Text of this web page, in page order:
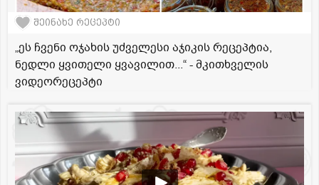
შეინახე რეცეპტი
„ეს ჩვენი ოჯახის უძველესი აჯიკის რეცეპტია,
ნედლი ყვითელი ყვავილით...“ - მკითხველის
ვიდეორეცეპტი